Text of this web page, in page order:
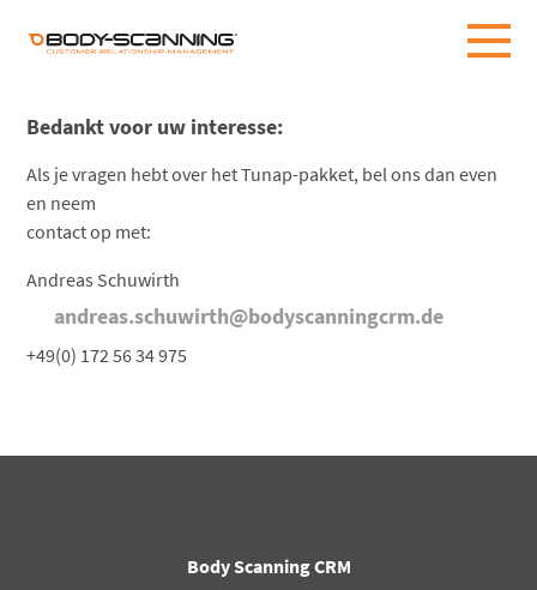
Bedankt voor uw interesse:
Als je vragen hebt over het Tunap-pakket, bel ons dan even
en neem
contact op met:
Andreas Schuwirth
andreas.schuwirth@bodyscanningcrm.de
+49(0) 172 56 34 975
Body Scanning CRM